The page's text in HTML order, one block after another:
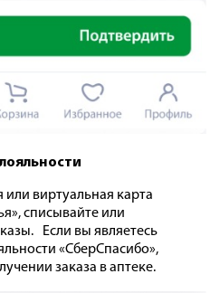
или виртуальная карта
списывайте или
Если вы являетесь
«СберСпасибо»,
заказа в аптеке.